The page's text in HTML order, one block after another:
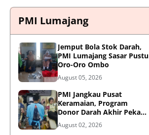
PMI Lumajang
Jemput Bola Stok Darah,
PMI Lumajang Sasar Pustu
Oro-Oro Ombo
August 05, 2026
PMI Jangkau Pusat
Keramaian, Program
Donor Darah Akhir Pekan
di GM Plaza Lumajang
Disambut Antusias
August 02, 2026